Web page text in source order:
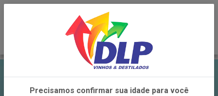
Precisamos confirmar sua idade para você